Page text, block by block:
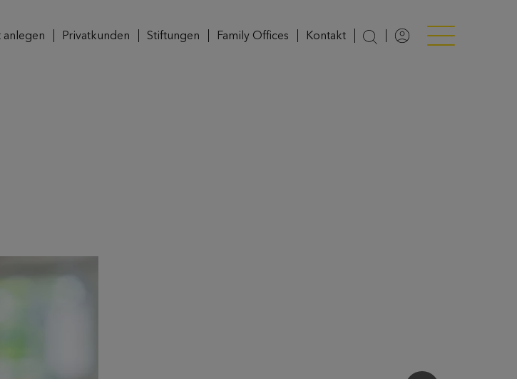
Privatkunden Stiftungen Family Offices Kontakt
LoginMenü anzeigen/